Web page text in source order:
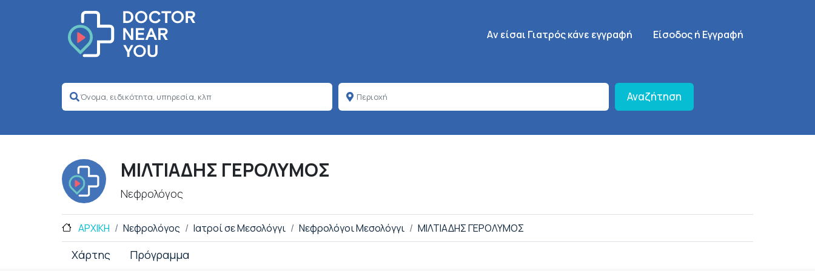
Κεντρική πλοήγηση
Aν είσαι Γιατρός κάνε εγγραφή SignUp Menu
Είσοδος ή Εγγραφή
Αναζήτηση
ΜΙΛΤΙΑΔΗΣ ΓΕΡΟΛΥΜΟΣ
Νεφρολόγος
ΑΡΧΙΚΗ Νεφρολόγος Ιατροί σε Μεσολόγγι Νεφρολόγοι Μεσολόγγι ΜΙΛΤΙΑΔΗΣ ΓΕΡΟΛΥΜΟΣ
Χάρτης Πρόγραμμα